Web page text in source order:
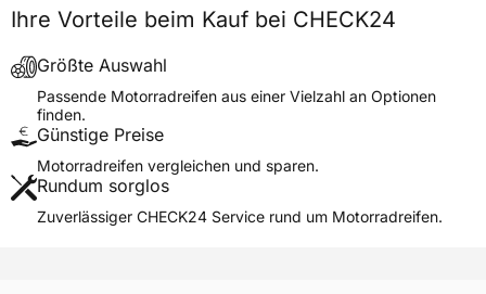
Fahrzeugtyp
Motorrad
Verwendung
Modellname
MC-35 S-RACER 2.0
Reifenposition
Motorradtyp
Scooter
Weitere Eigenschaften
Ihre Vorteile beim Kauf bei CHECK24
Größte Auswahl
Passende Motorradreifen aus einer Vielzahl an Optionen
finden.
Günstige Preise
Motorradreifen vergleichen und sparen.
Rundum sorglos
Zuverlässiger CHECK24 Service rund um Motorradreifen.